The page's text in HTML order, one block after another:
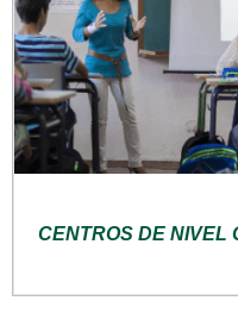
CENTROS DE NIVEL